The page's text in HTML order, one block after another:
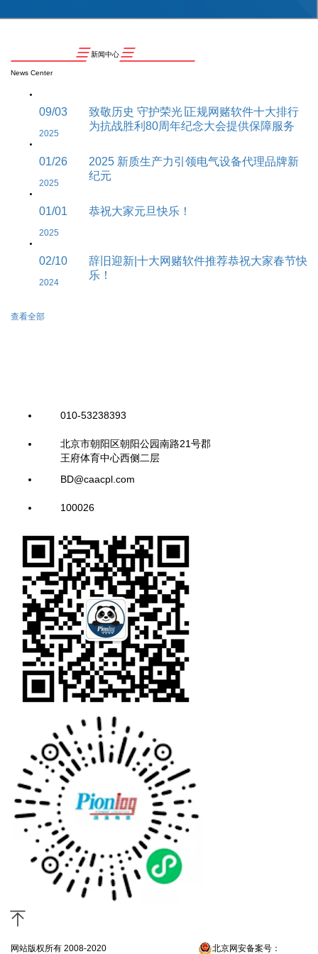
新闻中心
News Center
09/03
2025
致敬历史 守护荣光∣正规网赌软件十大排行
为抗战胜利80周年纪念大会提供保障服务
01/26
2025
2025 新质生产力引领电气设备代理品牌新
纪元
01/01
2025
恭祝大家元旦快乐！
02/10
2024
辞旧迎新|十大网赌软件推荐恭祝大家春节快
乐！
查看全部
010-53238393
北京市朝阳区朝阳公园南路21号郡
王府体育中心西侧二层
BD@caacpl.com
100026
网站版权所有 2008-2020 北京网安备案号：